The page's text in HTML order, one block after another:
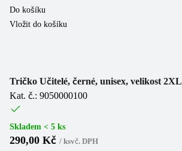
Do košíku
Vložit do košíku
Tričko Učitelé, černé, unisex, velikost 2XL
Kat. č.: 9050000100
Skladem < 5 ks
290,00 Kč / ksvč. DPH